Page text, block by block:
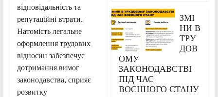
відповідальність та
репутаційні втрати.
Натомість легальне
оформлення трудових
відносин забезпечує
дотримання вимог
законодавства, сприяє
розвитку
ЗМІ
НИ В
ТРУ
ДОВ
ОМУ
ЗАКОНОДАВСТВІ
ПІД ЧАС
ВОЄННОГО СТАНУ